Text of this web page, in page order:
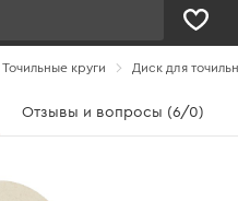
Точильные круги Диск для
Отзывы и вопросы (6/0)